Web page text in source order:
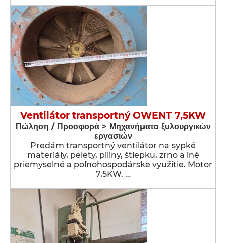
Ventilátor transportný OWENT 7,5KW
Πώληση / Προσφορά > Μηχανήματα ξυλουργικών
εργασιών
Predám transportný ventilátor na sypké
materiály, pelety, piliny, štiepku, zrno a iné
priemyselné a poľnohospodárske využitie. Motor
7,5KW. …